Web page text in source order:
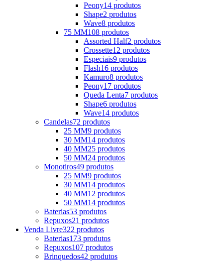
Peony14 produtos
Shape2 produtos
Wave8 produtos
75 MM108 produtos
Assorted Half2 produtos
Crossette12 produtos
Especiais9 produtos
Flash16 produtos
Kamuro8 produtos
Peony17 produtos
Queda Lenta7 produtos
Shape6 produtos
Wave14 produtos
Candelas72 produtos
25 MM9 produtos
30 MM14 produtos
40 MM25 produtos
50 MM24 produtos
Monotiros49 produtos
25 MM9 produtos
30 MM14 produtos
40 MM12 produtos
50 MM14 produtos
Baterias53 produtos
Repuxos21 produtos
Venda Livre322 produtos
Baterias173 produtos
Repuxos107 produtos
Brinquedos42 produtos